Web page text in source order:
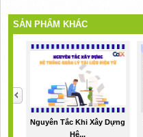
SẢN PHẨM KHÁC
Nguyên Tắc Khi Xây Dựng
Hệ...